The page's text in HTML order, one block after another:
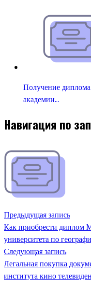
Получение
академии…
Навигация по
Предыдущая запись
Как приобрести диплом
университета по
Следующая запись
Легальная покупка
института кино